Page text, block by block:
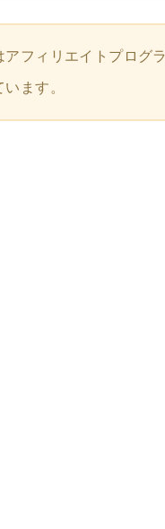
アフィリエイトプログ
ます。